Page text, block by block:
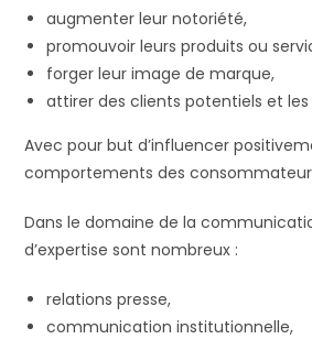
augmenter leur notoriété,
promouvoir leurs produits ou
forger leur image de marque,
attirer des clients potentiels et les
Avec pour but d’influencer
comportements des
Dans le domaine de la
d’expertise sont nombreux :
relations presse,
communication institutionnelle,